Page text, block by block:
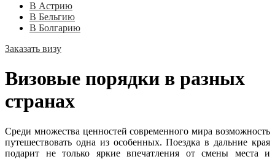
В Астрию
В Бельгию
В Болгарию
Заказать визу
Визовые порядки в разных
странах
Среди множества ценностей современного мира возможность
путешествовать одна из особенных. Поездка в дальние края
подарит не только яркие впечатления от смены места и